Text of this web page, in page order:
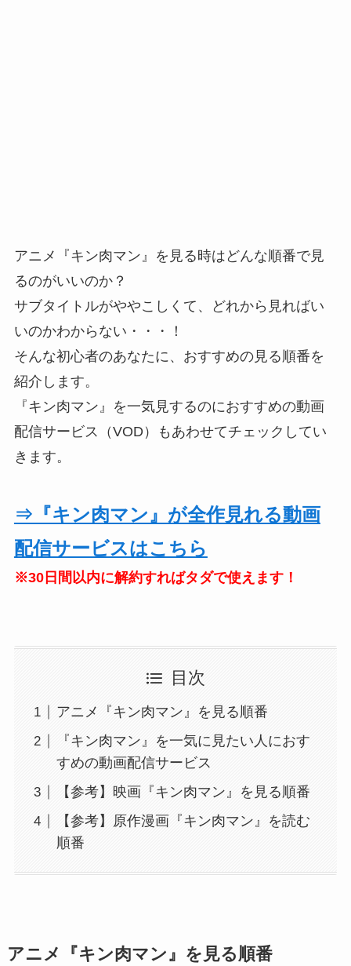
アニメ『キン肉マン』を見る時はどんな順番で見
るのがいいのか？
サブタイトルがややこしくて、どれから見ればい
いのかわからない・・・！
そんな初心者のあなたに、おすすめの見る順番を
紹介します。
『キン肉マン』を一気見するのにおすすめの動画
配信サービス（VOD）もあわせてチェックしてい
きます。
⇒『キン肉マン』が全作見れる動画
配信サービスはこちら
※30日間以内に解約すればタダで使えます！
目次
アニメ『キン肉マン』を見る順番
『キン肉マン』を一気に見たい人におす
すめの動画配信サービス
【参考】映画『キン肉マン』を見る順番
【参考】原作漫画『キン肉マン』を読む
順番
アニメ『キン肉マン』を見る順番